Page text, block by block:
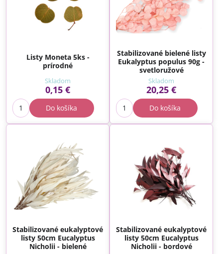
Listy Moneta 5ks -
prírodné
Skladom
0,15 €
Do košíka
Stabilizované bielené listy
Eukalyptus populus 90g -
svetloružové
Skladom
20,25 €
Do košíka
Stabilizované eukalyptové
listy 50cm Eucalyptus
Nicholii - bielené
Stabilizované eukalyptové
listy 50cm Eucalyptus
Nicholii - bordové